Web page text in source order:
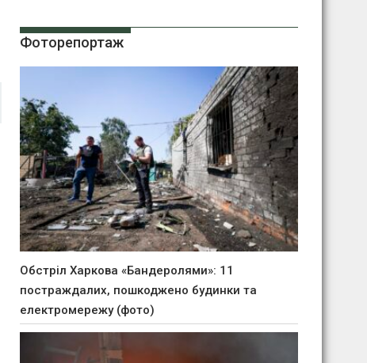
Фоторепортаж
Обстріл Харкова «Бандеролями»: 11
постраждалих, пошкоджено будинки та
електромережу (фото)